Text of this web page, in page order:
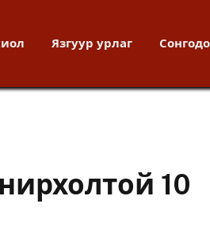
Язгуур урлаг
10